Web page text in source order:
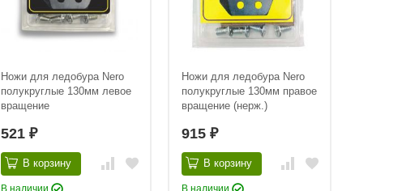
Ножи для ледобура Nero
полукруглые 130мм левое
вращение
521 ₽
В корзину
В наличии
Ножи для ледобура Nero
полукруглые 130мм правое
вращение (нерж.)
915 ₽
В корзину
В наличии